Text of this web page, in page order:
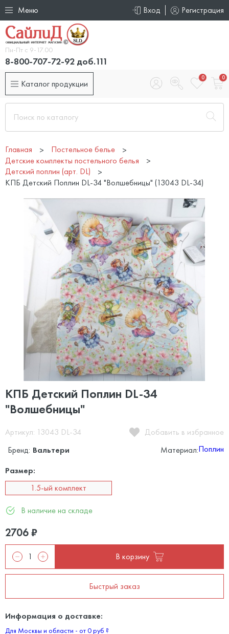
Меню Вход Регистрация
Пн-Пт с 9-17.00
8-800-707-72-92 доб.111
Каталог продукции
0 0
Главная
Постельное белье
Детские комплекты постельного белья
Детский поплин (арт. DL)
КПБ Детский Поплин DL-34 "Волшебницы" (13043 DL-34)
КПБ Детский Поплин DL-34
"Волшебницы"
Артикул: 13043 DL-34
Добавить в избранное
Бренд: Вальтери Материал:Поплин
Размер:
1.5-ый комплект
В наличие на складе
2706₽
В корзину
Быстрый заказ
Информация о доставке:
Для Москвы и области - от 0 руб ?